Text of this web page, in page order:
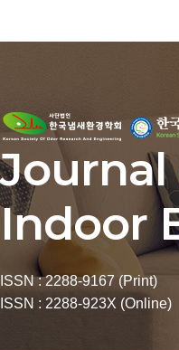
Journal
Indoor
ISSN : 2288-9167 (Print)
ISSN : 2288-923X (Online)